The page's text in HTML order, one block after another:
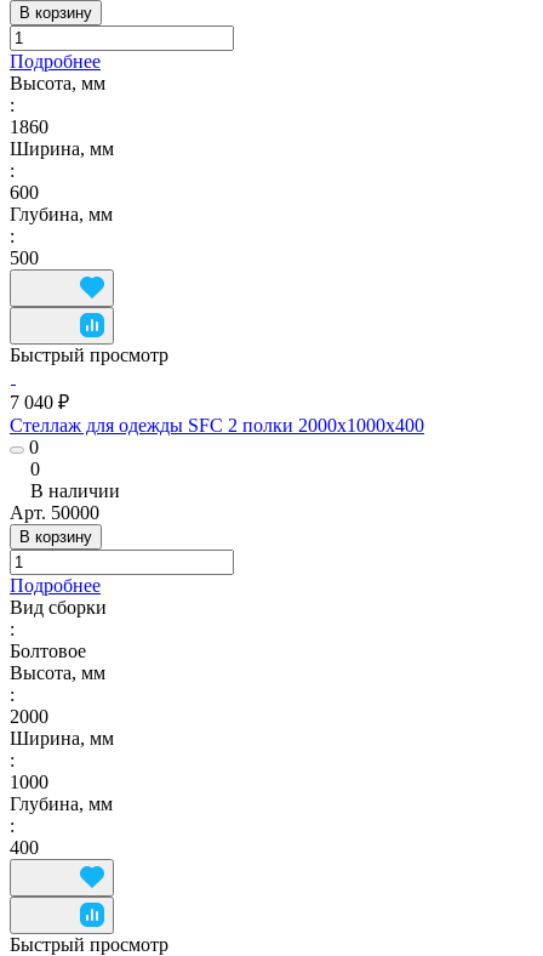
В корзину
Подробнее
Высота, мм
:
1860
Ширина, мм
:
600
Глубина, мм
:
500
Быстрый просмотр
7 040 ₽
Стеллаж для одежды SFC 2 полки 2000х1000х400
0
0
В наличии
Арт. 50000
В корзину
Подробнее
Вид сборки
:
Болтовое
Высота, мм
:
2000
Ширина, мм
:
1000
Глубина, мм
:
400
Быстрый просмотр